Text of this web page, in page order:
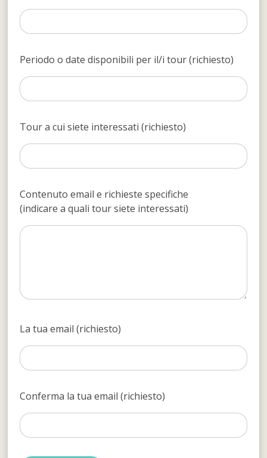
Periodo o date disponibili per il/i tour (richiesto)
Tour a cui siete interessati (richiesto)
Contenuto email e richieste specifiche
(indicare a quali tour siete interessati)
La tua email (richiesto)
Conferma la tua email (richiesto)